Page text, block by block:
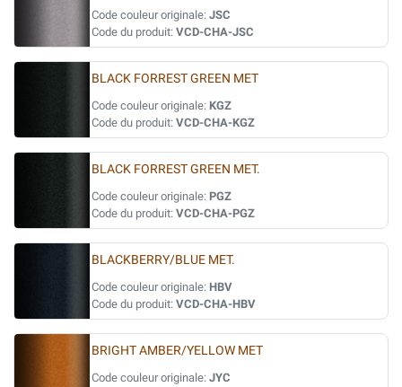
Code couleur originale: JSC
Code du produit: VCD-CHA-JSC
BLACK FORREST GREEN MET
Code couleur originale: KGZ
Code du produit: VCD-CHA-KGZ
BLACK FORREST GREEN MET.
Code couleur originale: PGZ
Code du produit: VCD-CHA-PGZ
BLACKBERRY/BLUE MET.
Code couleur originale: HBV
Code du produit: VCD-CHA-HBV
BRIGHT AMBER/YELLOW MET
Code couleur originale: JYC